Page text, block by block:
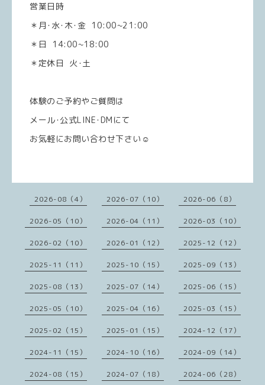
営業日時
＊月･水･木･金 10:00~21:00
＊日 14:00~18:00
＊定休日 火･土
体験のご予約やご質問は
メール･公式LINE･DMにて
お気軽にお問い合わせ下さい☺️
2026-08（4） 2026-07（10） 2026-06（8）
2026-05（10） 2026-04（11） 2026-03（10）
2026-02（10） 2026-01（12） 2025-12（12）
2025-11（11） 2025-10（15） 2025-09（13）
2025-08（13） 2025-07（14） 2025-06（15）
2025-05（10） 2025-04（16） 2025-03（15）
2025-02（15） 2025-01（15） 2024-12（17）
2024-11（15） 2024-10（16） 2024-09（14）
2024-08（15） 2024-07（18） 2024-06（28）